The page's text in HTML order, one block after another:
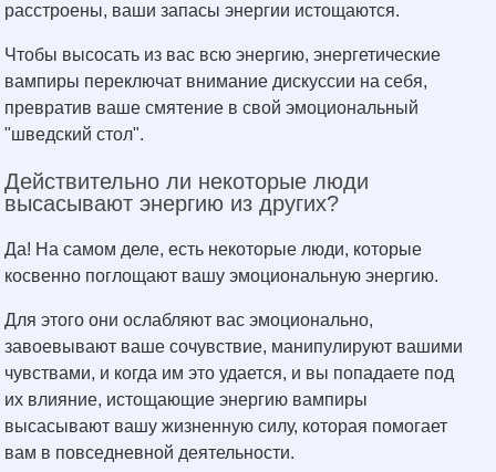
расстроены, ваши запасы энергии истощаются.
Чтобы высосать из вас всю энергию, энергетические
вампиры переключат внимание дискуссии на себя,
превратив ваше смятение в свой эмоциональный
"шведский стол".
Действительно ли некоторые люди
высасывают энергию из других?
Да! На самом деле, есть некоторые люди, которые
косвенно поглощают вашу эмоциональную энергию.
Для этого они ослабляют вас эмоционально,
завоевывают ваше сочувствие, манипулируют вашими
чувствами, и когда им это удается, и вы попадаете под
их влияние, истощающие энергию вампиры
высасывают вашу жизненную силу, которая помогает
вам в повседневной деятельности.